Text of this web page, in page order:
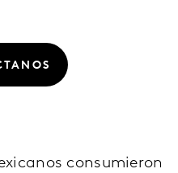
consumieron